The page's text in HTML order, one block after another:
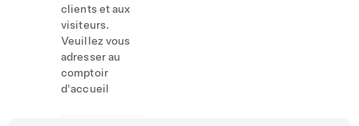
clients et aux
visiteurs.
Veuillez vous
adresser au
comptoir
d'accueil